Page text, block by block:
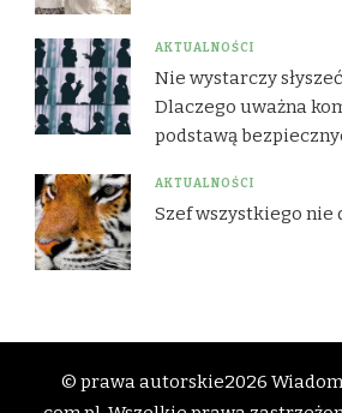
AKTUALNOŚCI
Nie wystarczy
Dlaczego uważna
podstawą
AKTUALNOŚCI
Szef wszystkiego nie
© prawa autorskie2026